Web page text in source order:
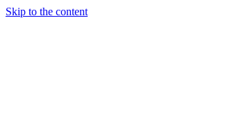
Skip to the content